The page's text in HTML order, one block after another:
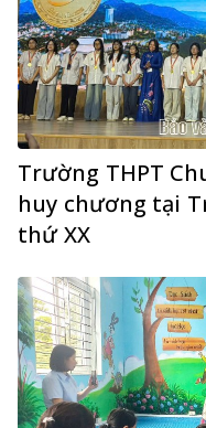
Trường THPT
huy chương tại
thứ XX